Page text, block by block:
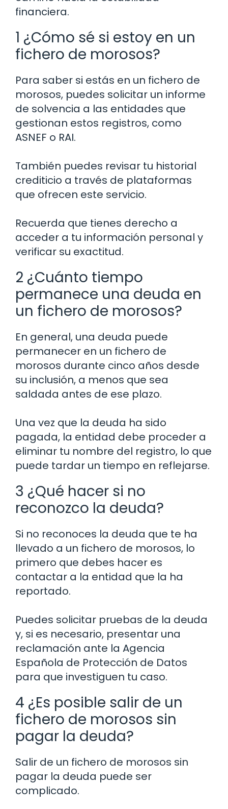
financiera.
1 ¿Cómo sé si estoy en un
fichero de morosos?
Para saber si estás en un fichero de
morosos, puedes solicitar un informe
de solvencia a las entidades que
gestionan estos registros, como
ASNEF o RAI.
También puedes revisar tu historial
crediticio a través de plataformas
que ofrecen este servicio.
Recuerda que tienes derecho a
acceder a tu información personal y
verificar su exactitud.
2 ¿Cuánto tiempo
permanece una deuda en
un fichero de morosos?
En general, una deuda puede
permanecer en un fichero de
morosos durante cinco años desde
su inclusión, a menos que sea
saldada antes de ese plazo.
Una vez que la deuda ha sido
pagada, la entidad debe proceder a
eliminar tu nombre del registro, lo que
puede tardar un tiempo en reflejarse.
3 ¿Qué hacer si no
reconozco la deuda?
Si no reconoces la deuda que te ha
llevado a un fichero de morosos, lo
primero que debes hacer es
contactar a la entidad que la ha
reportado.
Puedes solicitar pruebas de la deuda
y, si es necesario, presentar una
reclamación ante la Agencia
Española de Protección de Datos
para que investiguen tu caso.
4 ¿Es posible salir de un
fichero de morosos sin
pagar la deuda?
Salir de un fichero de morosos sin
pagar la deuda puede ser
complicado.